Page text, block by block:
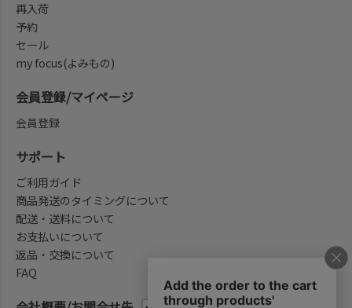
再入荷
予約
セール
my focus(よみもの)
会員登録/マイページ
会員登録
サポート
ご利用ガイド
商品発送のタイミングについて
配送・送料について
お支払いについて
返品・交換について
FAQ